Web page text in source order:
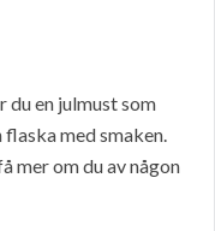
en julmust som
flaska med smaken.
mer om du av någon